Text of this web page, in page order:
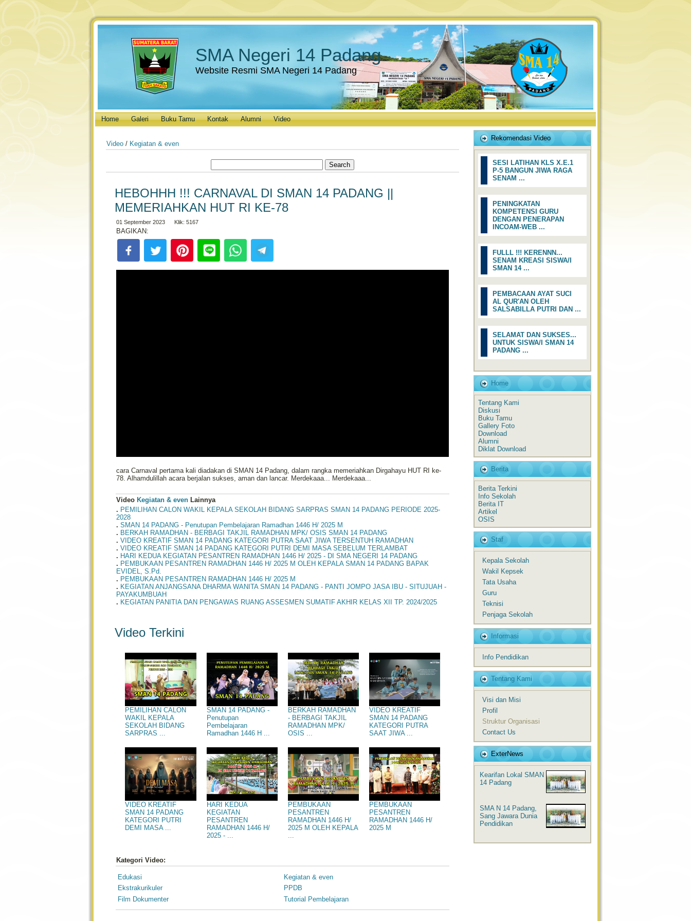
SMA Negeri 14 Padang
Website Resmi SMA Negeri 14 Padang
Home Galeri Buku Tamu Kontak Alumni Video
Video / Kegiatan & even
HEBOHHH !!! CARNAVAL DI SMAN 14 PADANG ||
MEMERIAHKAN HUT RI KE-78
01 September 2023 Klik: 5167
BAGIKAN:
cara Carnaval pertama kali diadakan di SMAN 14 Padang, dalam rangka memeriahkan Dirgahayu HUT RI ke-
78. Alhamdulillah acara berjalan sukses, aman dan lancar. Merdekaaa... Merdekaaa...
Video Kegiatan & even Lainnya
. PEMILIHAN CALON WAKIL KEPALA SEKOLAH BIDANG SARPRAS SMAN 14 PADANG PERIODE 2025-
2028
. SMAN 14 PADANG - Penutupan Pembelajaran Ramadhan 1446 H/ 2025 M
. BERKAH RAMADHAN - BERBAGI TAKJIL RAMADHAN MPK/ OSIS SMAN 14 PADANG
. VIDEO KREATIF SMAN 14 PADANG KATEGORI PUTRA SAAT JIWA TERSENTUH RAMADHAN
. VIDEO KREATIF SMAN 14 PADANG KATEGORI PUTRI DEMI MASA SEBELUM TERLAMBAT
. HARI KEDUA KEGIATAN PESANTREN RAMADHAN 1446 H/ 2025 - DI SMA NEGERI 14 PADANG
. PEMBUKAAN PESANTREN RAMADHAN 1446 H/ 2025 M OLEH KEPALA SMAN 14 PADANG BAPAK
EVIDEL, S.Pd.
. PEMBUKAAN PESANTREN RAMADHAN 1446 H/ 2025 M
. KEGIATAN ANJANGSANA DHARMA WANITA SMAN 14 PADANG - PANTI JOMPO JASA IBU - SITUJUAH -
PAYAKUMBUAH
. KEGIATAN PANITIA DAN PENGAWAS RUANG ASSESMEN SUMATIF AKHIR KELAS XII TP. 2024/2025
Video Terkini
PEMILIHAN CALON
WAKIL KEPALA
SEKOLAH BIDANG
SARPRAS ...
SMAN 14 PADANG -
Penutupan
Pembelajaran
Ramadhan 1446 H ...
BERKAH RAMADHAN
- BERBAGI TAKJIL
RAMADHAN MPK/
OSIS ...
VIDEO KREATIF
SMAN 14 PADANG
KATEGORI PUTRA
SAAT JIWA ...
VIDEO KREATIF
SMAN 14 PADANG
KATEGORI PUTRI
DEMI MASA ...
HARI KEDUA
KEGIATAN
PESANTREN
RAMADHAN 1446 H/
2025 - ...
PEMBUKAAN
PESANTREN
RAMADHAN 1446 H/
2025 M OLEH KEPALA
PEMBUKAAN
PESANTREN
RAMADHAN 1446 H/
2025 M
Kategori Video:
Edukasi
Ekstrakurikuler
Film Dokumenter
Kegiatan & even
PPDB
Tutorial Pembelajaran
Rekomendasi Video
SESI LATIHAN KLS X.E.1
P-5 BANGUN JIWA RAGA
SENAM ...
PENINGKATAN
KOMPETENSI GURU
DENGAN PENERAPAN
INCOAM-WEB ...
FULLL !!! KERENNN...
SENAM KREASI SISWA/I
SMAN 14 ...
PEMBACAAN AYAT SUCI
AL QUR'AN OLEH
SALSABILLA PUTRI DAN ...
SELAMAT DAN SUKSES...
UNTUK SISWA/I SMAN 14
PADANG ...
Home
Tentang Kami
Diskusi
Buku Tamu
Gallery Foto
Download
Alumni
Diklat Download
Berita
Berita Terkini
Info Sekolah
Berita IT
Artikel
OSIS
Staf
Kepala Sekolah
Wakil Kepsek
Tata Usaha
Guru
Teknisi
Penjaga Sekolah
Informasi
Info Pendidikan
Tentang Kami
Visi dan Misi
Profil
Struktur Organisasi
Contact Us
ExterNews
Kearifan Lokal SMAN
14 Padang
SMA N 14 Padang,
Sang Jawara Dunia
Pendidikan